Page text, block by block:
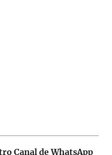
Canal de WhatsApp